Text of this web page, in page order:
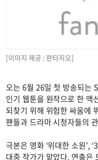
[이미지 제공 : 판타지오]
오는 6월 26일 첫 방송되는
인기 웹툰을 원작으로 한 액
되찾기 위해 위험한 싸움에
팬들과 드라마 시청자들의
극본은 영화 ‘위대한 소원’,
대중 작가가 맡았다. 연출은